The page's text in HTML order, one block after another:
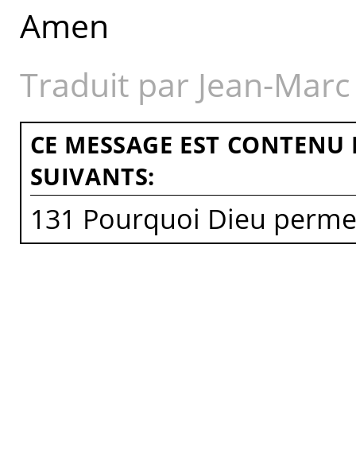
Amen
Traduit par Jean-
CE MESSAGE EST
SUIVANTS:
131 Pourquoi Dieu